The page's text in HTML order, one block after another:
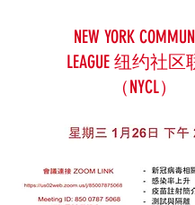
NEW YORK
LEAGUE 纽约社区
（NYCL）